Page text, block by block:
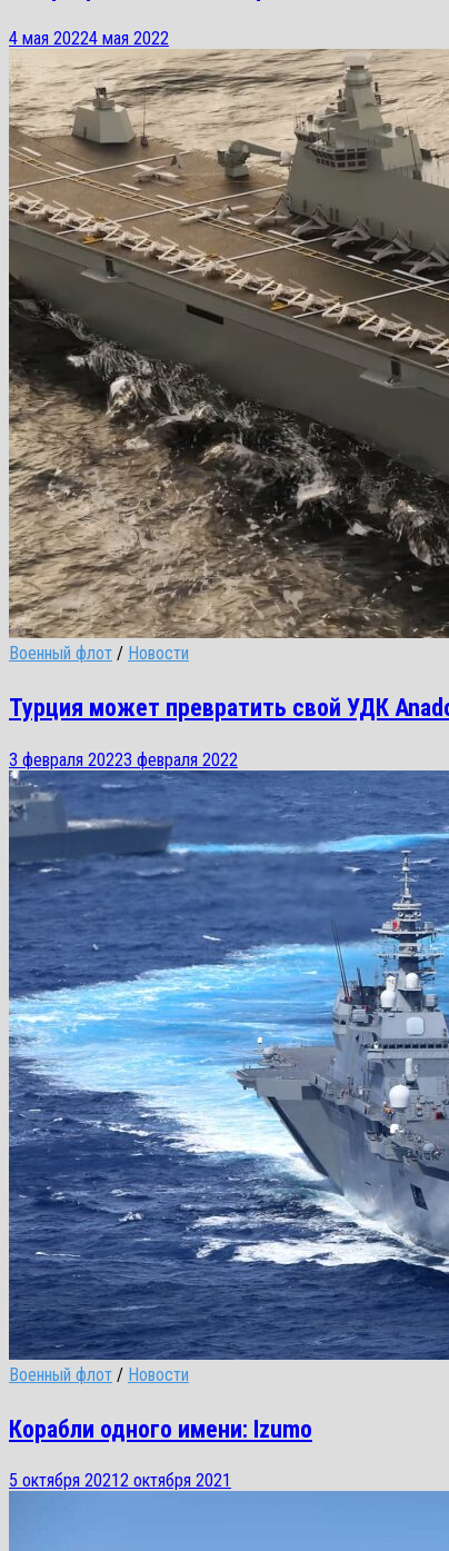
4 мая 20224 мая 2022
Военный флот / Новости
Турция может превратить свой УДК
3 февраля 20223 февраля 2022
Военный флот / Новости
Корабли одного имени: Izumo
5 октября 20212 октября 2021